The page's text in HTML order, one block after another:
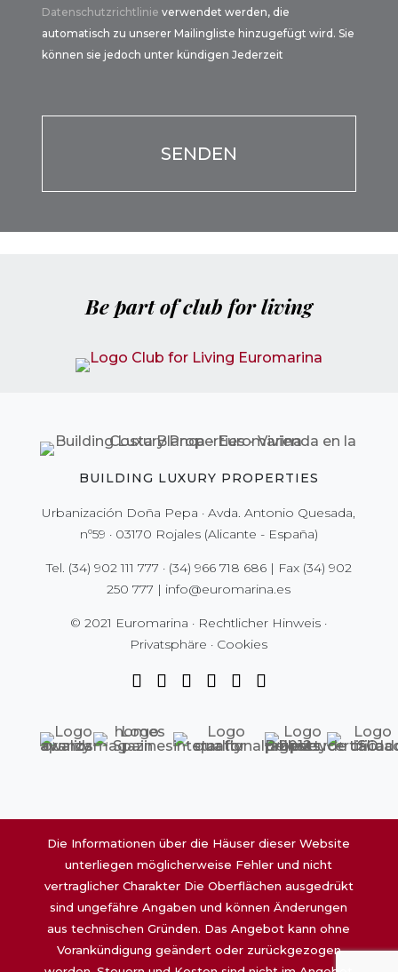
Datenschutzrichtlinieverwendet werden, die
automatisch zu unserer Mailingliste hinzugefügt wird. Sie
können sie jedoch unter kündigen Jederzeit
Be part of club for living
BUILDING LUXURY PROPERTIES
Urbanización Doña Pepa · Avda. Antonio Quesada,
nº59 · 03170 Rojales (Alicante - España)
Tel. (34) 902 111 777 · (34) 966 718 686| Fax (34) 902
250 777 | info@euromarina.es
© 2021 Euromarina · Rechtlicher Hinweis ·
Privatsphäre · Cookies
Die Informationen über die Häuser dieser Website
unterliegen möglicherweise Fehler und nicht
vertraglicher Charakter Die Oberflächen ausgedrükt
sind ungefähre Angaben und können Änderungen
aus technischen Gründen. Das Angebot kann ohne
Vorankündigung geändert oder zurückgezogen